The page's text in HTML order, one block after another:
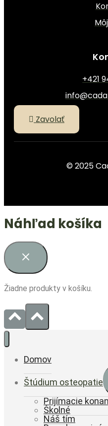
+421
Zavolať
© 2025
Náhľad košíka
Žiadne produkty v košíku.
Domov
Štúdium osteopatie
Prijímacie
Školné
Náš tím